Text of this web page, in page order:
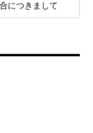
につきまして